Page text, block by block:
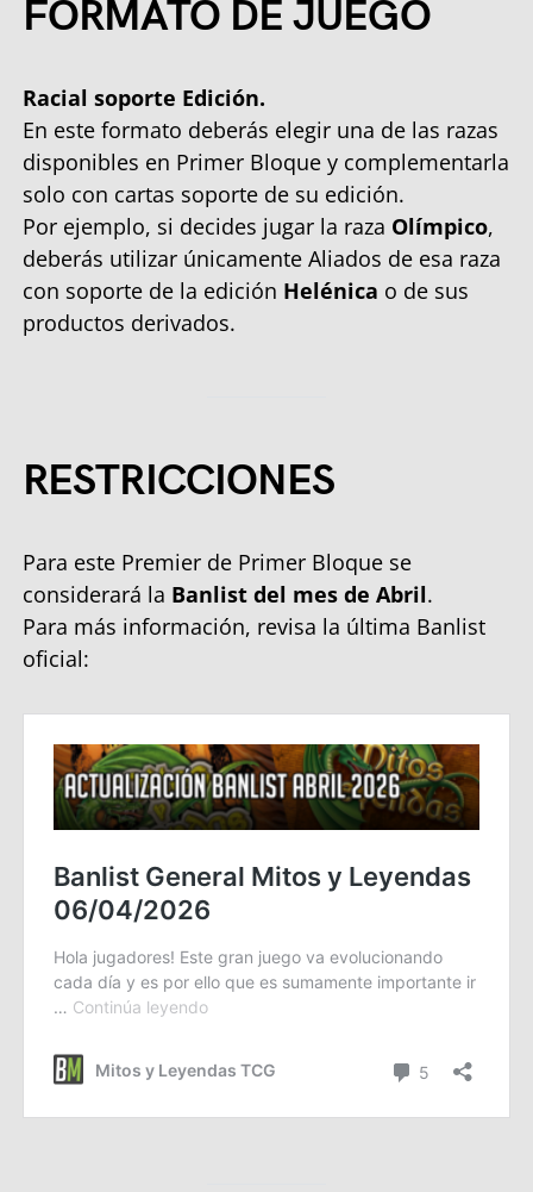
FORMATO DE JUEGO
Racial soporte Edición.
En este formato deberás elegir una de las razas
disponibles en Primer Bloque y complementarla
solo con cartas soporte de su edición.
Por ejemplo, si decides jugar la raza Olímpico,
deberás utilizar únicamente Aliados de esa raza
con soporte de la edición Helénica o de sus
productos derivados.
RESTRICCIONES
Para este Premier de Primer Bloque se
considerará la Banlist del mes de Abril.
Para más información, revisa la última Banlist
oficial: